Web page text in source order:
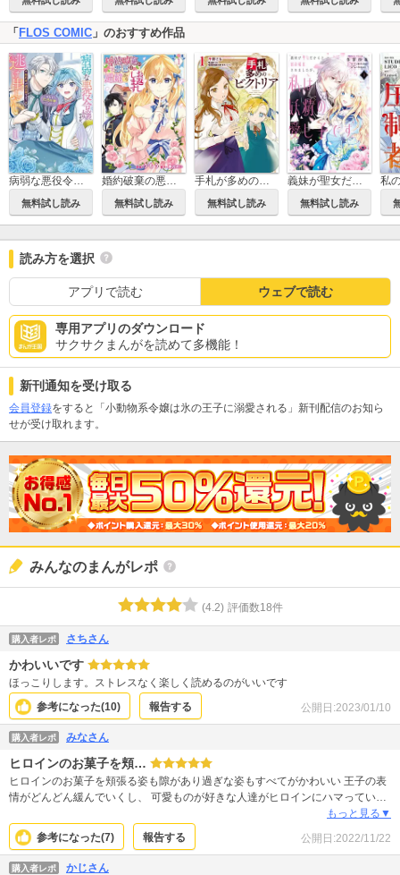
「 FLOS COMIC 」のおすすめ作品
無料試し読み 無料試し読み
手札が多めのビクトリア
無料試し読み 無料試し読み
読み方を選択
アプリで読む ウェブで読む
専用アプリのダウンロード
サクサクまんがを読めて多機能！
新刊通知を受け取る
会員登録をすると「小動物系令嬢は氷の王子に溺愛される」新刊配信のお知ら
せが受け取れます。
みんなのまんがレポ
(4.2) 評価数18件
購入者レポ さちさん
かわいいです
ほっこりします。ストレスなく楽しく読めるのがいいです
参考になった(10) 報告する 公開日:2023/01/10
購入者レポ みなさん
ヒロインのお菓子を頬…
ヒロインのお菓子を頬張る姿も隙があり過ぎな姿もすべてがかわいい 王子の表
情がどんどん緩んでいくし、 可愛ものが好きな人達がヒロインにハマっていく
もっと見る▼
参考になった(7) 報告する 公開日:2022/11/22
購入者レポ かじさん